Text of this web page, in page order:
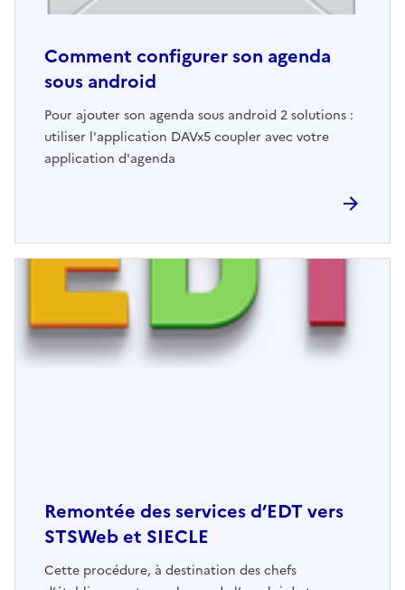
Comment configurer son agenda
sous android
Pour ajouter son agenda sous android 2 solutions :
utiliser l'application DAVx5 coupler avec votre
application d'agenda
Remontée des services d’EDT vers
STSWeb et SIECLE
Cette procédure, à destination des chefs